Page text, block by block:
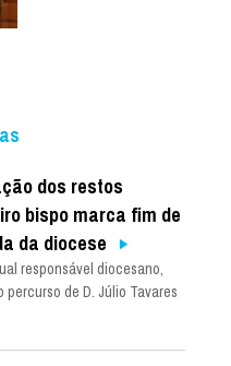
dos restos
bispo marca fim de
da diocese
responsável diocesano,
percurso de D. Júlio Tavares